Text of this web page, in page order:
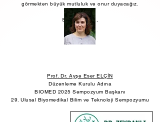
görmekten büyük mutluluk ve onur duyacağız.
Saygılarımızla,
Prof. Dr. Ayşe Eser ELÇİN
Düzenleme Kurulu Adına
BIOMED 2025 Sempozyum Başkanı
29. Ulusal Biyomedikal Bilim ve Teknoloji Sempozyumu